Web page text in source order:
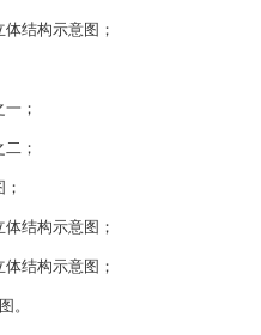
结构示意图；
；
；
结构示意图；
结构示意图；
。